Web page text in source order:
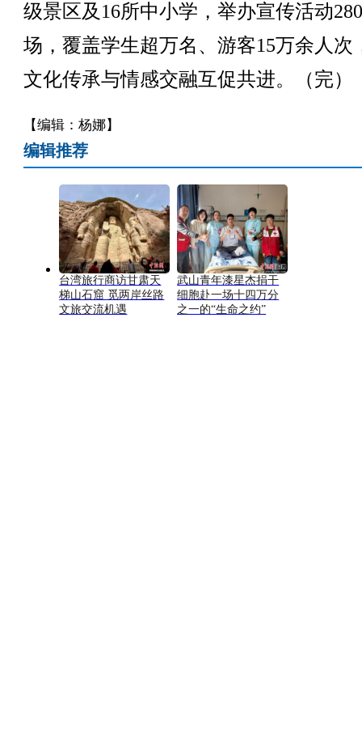
级景区及16所中小学，举办宣传活动
场，覆盖学生超万名、游客15万余人次
文化传承与情感交融互促共进。（完）
【编辑：杨娜】
编辑推荐
台湾旅行商访甘肃天
梯山石窟 觅两岸丝路
文旅交流机遇
武山青年漆星杰捐干
细胞赴一场十四万分
之一的“生命之约”